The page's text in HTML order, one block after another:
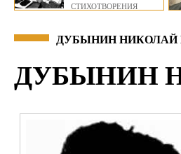
СТИХОТВОРЕНИЯ
ДУБЫНИН НИКОЛАЙ
ДУБЫНИН